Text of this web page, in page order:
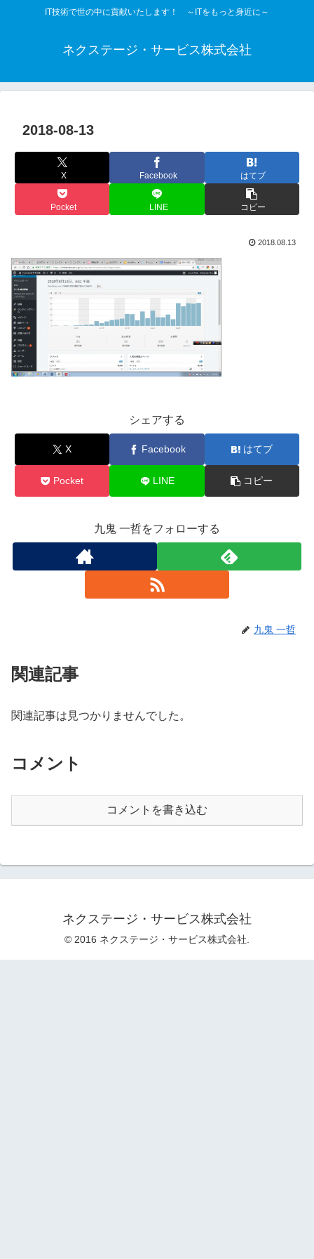
IT技術で世の中に貢献いたします！ ～ITをもっと身近に～
ネクステージ・サービス株式会社
2018-08-13
X Facebook はてブ
Pocket LINE コピー
2018.08.13
シェアする
X Facebook はてブ
Pocket LINE コピー
九鬼 一哲をフォローする
九鬼 一哲
関連記事
関連記事は見つかりませんでした。
コメント
コメントを書き込む
ネクステージ・サービス株式会社
© 2016 ネクステージ・サービス株式会社.